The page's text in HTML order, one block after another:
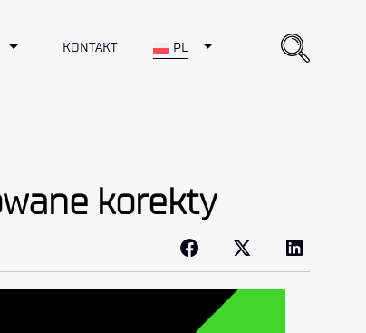
Toggle Dropdown
KONTAKT PL Toggle Dropdown
korekty